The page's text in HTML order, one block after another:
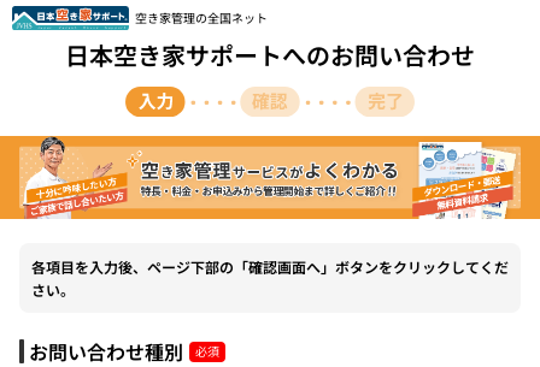
空き家管理の全国ネット
日本空き家サポートへのお問い合わせ
各項目を入力後、ページ下部の「確認画面へ」ボタンをクリックしてくだ
さい。
お問い合わせ種別